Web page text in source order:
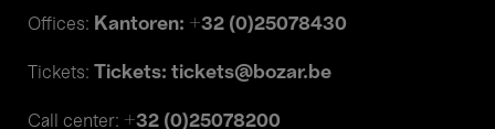
Offices: Kantoren: +32 (0)25078430
Tickets: Tickets: tickets@bozar.be
Call center: +32 (0)25078200